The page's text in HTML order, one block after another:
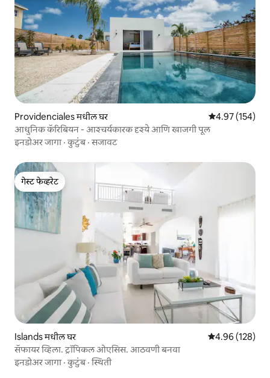
Providenciales मधील घर 5 पैकी 4.97
4.97 (154)
आधुनिक कॅरिबियन - आश्चर्यकारक दृश्ये आणि खाजगी पूल
इनडोअर जागा ·कुटुंब·सजावट
गेस्ट फेव्हरेट
गेस्ट फेव्हरेट
Islands मधील घर 5 पैकी 4.96
4.96 (128)
सॅफायर व्हिला. ट्रॉपिकल ओएसिस. आठवणी बनवा
इनडोअर जागा ·कुटुंब·स्थिती